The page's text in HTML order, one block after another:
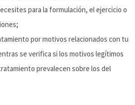
para la formulación, el ejercicio o
por motivos relacionados con tu
se verifica si los motivos legítimos
prevalecen sobre los del